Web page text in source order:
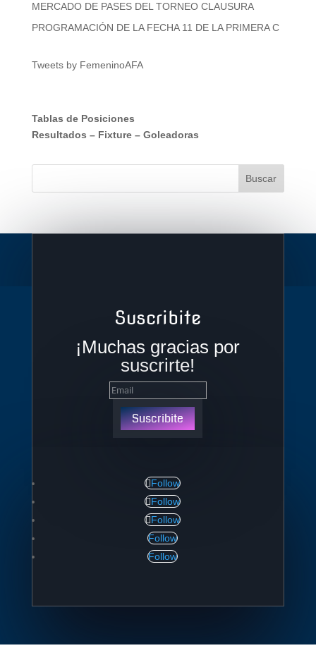
MERCADO DE PASES DEL TORNEO CLAUSURA
PROGRAMACIÓN DE LA FECHA 11 DE LA PRIMERA C
Tweets by FemeninoAFA
Tablas de Posiciones
Resultados – Fixture– Goleadoras
Suscribite
¡Muchas gracias por
suscrirte!
Suscribite
Follow
Follow
Follow
Follow
Follow